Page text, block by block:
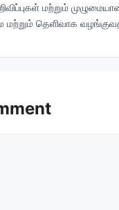
மற்றும்
மற்றும் தெளிவாக